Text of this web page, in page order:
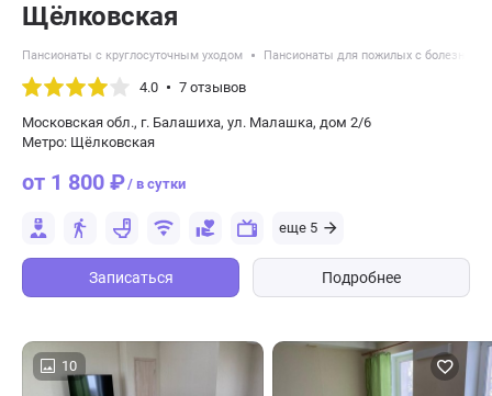
Щёлковская
Пансионаты с круглосуточным уходом Пансионаты для пожилых с болезнью
4.0 7 отзывов
Московская обл., г. Балашиха, ул. Малашка, дом 2/6
Метро: Щёлковская
от 1 800 ₽/ в сутки
еще 5
Записаться Подробнее
10